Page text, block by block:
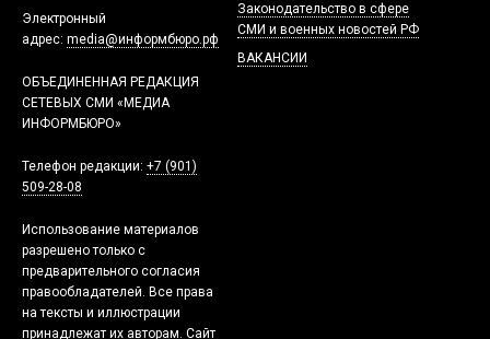
Электронный
адрес: media@информбюро.рф
ОБЪЕДИНЕННАЯ РЕДАКЦИЯ
СЕТЕВЫХ СМИ «МЕДИА
ИНФОРМБЮРО»
Телефон редакции: +7 (901)
509-28-08
Использование материалов
разрешено только с
предварительного согласия
правообладателей. Все права
на тексты и иллюстрации
принадлежат их авторам. Сайт
Законодательство в сфере
СМИ и военных новостей РФ
ВАКАНСИИ